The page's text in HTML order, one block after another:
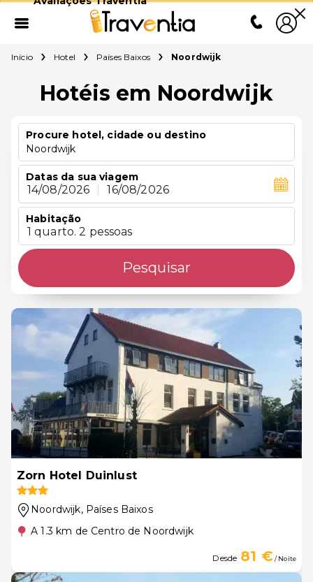
Início Hotel Países Baixos Noordwijk
Hotéis em Noordwijk
Procure hotel, cidade ou destino
Noordwijk
Datas da sua viagem
14/08/2026 16/08/2026
Habitação
1 quarto. 2 pessoas
Pesquisar
Zorn Hotel Duinlust
Noordwijk, Países Baixos
A 1.3 km de Centro de Noordwijk
Desde 81 €/ Noite